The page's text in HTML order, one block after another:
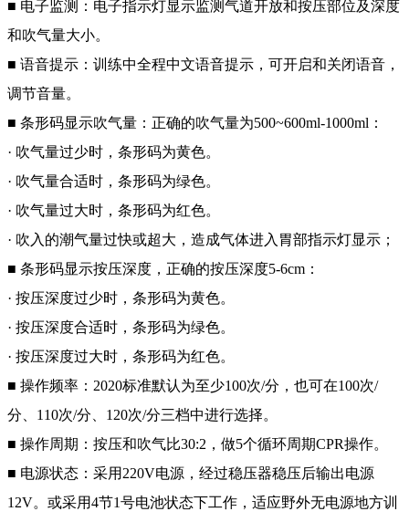
■ 电子监测：电子指示灯显示监测气道开放和按压部位及深度
和吹气量大小。
■ 语音提示：训练中全程中文语音提示，可开启和关闭语音，
调节音量。
■ 条形码显示吹气量：正确的吹气量为500~600ml-1000ml：
· 吹气量过少时，条形码为黄色。
· 吹气量合适时，条形码为绿色。
· 吹气量过大时，条形码为红色。
· 吹入的潮气量过快或超大，造成气体进入胃部指示灯显示；
■ 条形码显示按压深度，正确的按压深度5-6cm：
· 按压深度过少时，条形码为黄色。
· 按压深度合适时，条形码为绿色。
· 按压深度过大时，条形码为红色。
■ 操作频率：2020标准默认为至少100次/分，也可在100次/
分、110次/分、120次/分三档中进行选择。
■ 操作周期：按压和吹气比30:2，做5个循环周期CPR操作。
■ 电源状态：采用220V电源，经过稳压器稳压后输出电源
12V。或采用4节1号电池状态下工作，适应野外无电源地方训